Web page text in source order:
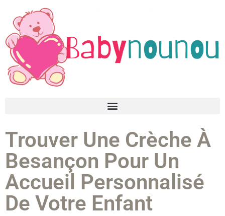
Trouver Une Crèche À
Besançon Pour Un
Accueil Personnalisé
De Votre Enfant